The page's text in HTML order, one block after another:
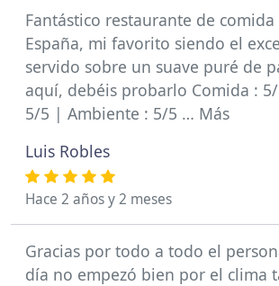
Fantástico restaurante de
España, mi favorito siendo el
servido sobre un suave puré de
aquí, debéis probarlo Comida :
5/5 | Ambiente : 5/5 … Más
Luis Robles
Hace 2 años y 2 meses
Gracias por todo a todo el
día no empezó bien por el clima